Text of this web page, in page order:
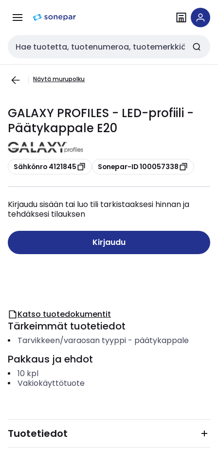
navigointiinsisältöön
Haku
Näytä murupolku
GALAXY PROFILES - LED-profiili -
Päätykappale E20
Kopioi
Sähkönro 4121845 Kopioi
Sonepar-ID 100057338
Kirjaudu sisään tai luo tili tarkistaaksesi hinnan ja
tehdäksesi tilauksen
Kirjaudu
Katso tuotedokumentit
Tärkeimmät tuotetiedot
Tarvikkeen/varaosan tyyppi- päätykappale
Pakkaus ja ehdot
10 kpl
Vakiokäyttötuote
Tuotetiedot